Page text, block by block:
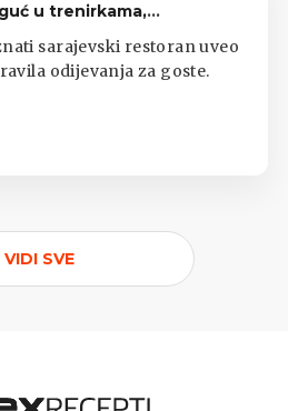
u trenirkama,
i japankama
sarajevski restoran uveo
odijevanja za goste.
VIDI SVE